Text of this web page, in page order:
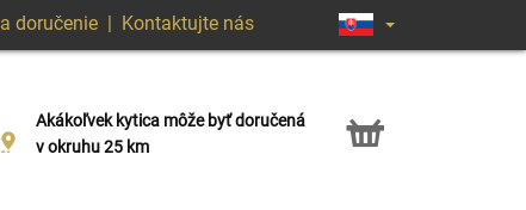
doručenie | Kontaktujte nás
Akákoľvek kytica môže byť doručená
v okruhu 25 km
Služba Click & Collect